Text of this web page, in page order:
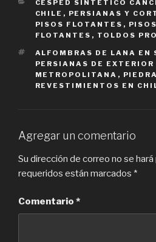
CATEGORIES
CESPED SINTETICO
CHILE , PERSIANAS Y
PISOS FLOTANTES ,
FLOTANTES , TOLDOS
TAGS
ALFOMBRAS DE LANA EN
PERSIANAS DE EXTERIOR
METROPOLITANA ,
REVESTIMIENTOS EN
Agregar un comentario
Su dirección de correo no se hará
requeridos están marcados *
Comentario *